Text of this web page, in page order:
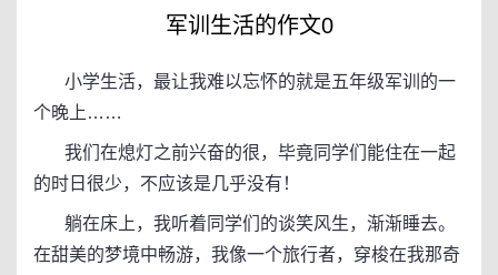
军训生活的作文0
小学生活，最让我难以忘怀的就是五年级军训的一
个晚上……
我们在熄灯之前兴奋的很，毕竟同学们能住在一起
的时日很少，不应该是几乎没有！
躺在床上，我听着同学们的谈笑风生，渐渐睡去。
在甜美的梦境中畅游，我像一个旅行者，穿梭在我那奇